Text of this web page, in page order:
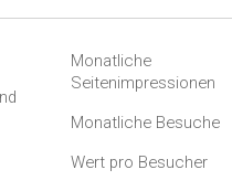
Monatliche
Seitenimpressionen
Monatliche Besuche
Wert pro Besucher